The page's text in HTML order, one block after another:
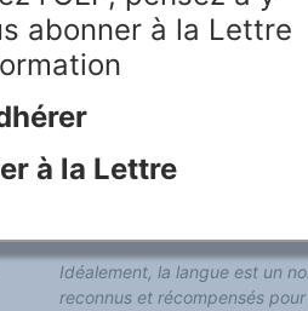
University Association) (EUA),
des Universités de Norvège
particulièrement pertinent
diversité géographique,
effet, l’UE a 24 langues «
languages » (Les Européens
Européens (46%) n’étaient
tenir une conversation, et
Idéalement, la langue est un
reconnus et récompensés
abonner à la Lettre
à la Lettre